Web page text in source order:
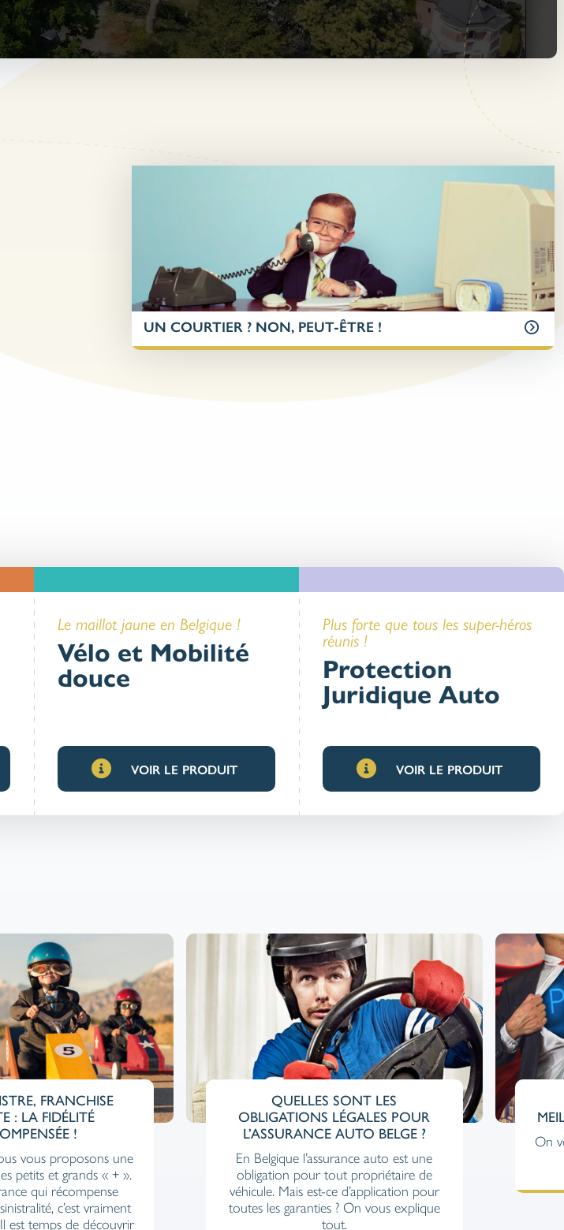
UN COURTIER ? NON, PEUT-ÊTRE !
Le maillot jaune en Belgique !
Vélo et Mobilité
douce
VOIR LE PRODUIT
Plus forte que tous les super-héros
réunis !
Protection
Juridique Auto
VOIR LE PRODUIT
LA PN1 D’AEDES SACRÉE
MEILLEURE PJ AUTO DU MARCHÉ
On vous explique pourquoi c’est mérité
(et même plus) !
EASY COMME PLIZ :
L’ASSURANCE LOCATAIRE
VERSION JEU VIDÉO
À ce jour, il n'existe pas plus fun pour
calculer sa prime d'assurance locative